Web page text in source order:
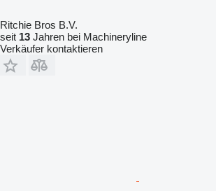
Ritchie Bros B.V.
seit 13 Jahren bei Machineryline
Verkäufer kontaktieren